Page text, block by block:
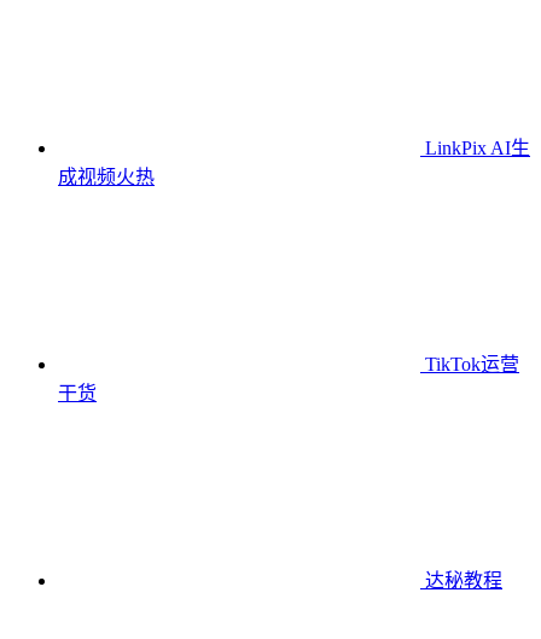
LinkPix AI生
成视频火热
TikTok运营
干货
达秘教程